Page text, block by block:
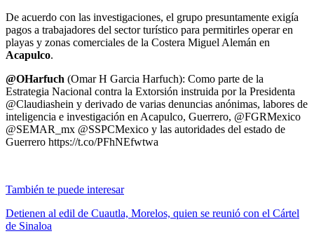
De acuerdo con las investigaciones, el grupo presuntamente exigía
pagos a trabajadores del sector turístico para permitirles operar en
playas y zonas comerciales de la Costera Miguel Alemán en
Acapulco.
@OHarfuch (Omar H Garcia Harfuch): Como parte de la
Estrategia Nacional contra la Extorsión instruida por la Presidenta
@Claudiashein y derivado de varias denuncias anónimas, labores de
inteligencia e investigación en Acapulco, Guerrero, @FGRMexico
@SEMAR_mx @SSPCMexico y las autoridades del estado de
Guerrero https://t.co/PFhNEfwtwa
También te puede interesar
Detienen al edil de Cuautla, Morelos, quien se reunió con el Cártel
de Sinaloa